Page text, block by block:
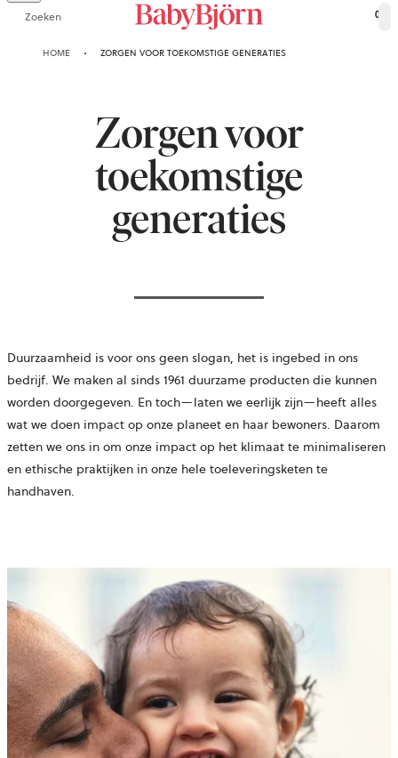
Zoeken 0
HOME ZORGEN VOOR TOEKOMSTIGE GENERATIES
Zorgen voor
toekomstige
generaties
Duurzaamheid is voor ons geen slogan, het is ingebed in ons
bedrijf. We maken al sinds 1961 duurzame producten die kunnen
worden doorgegeven. En toch—laten we eerlijk zijn—heeft alles
wat we doen impact op onze planeet en haar bewoners. Daarom
zetten we ons in om onze impact op het klimaat te minimaliseren
en ethische praktijken in onze hele toeleveringsketen te
handhaven.